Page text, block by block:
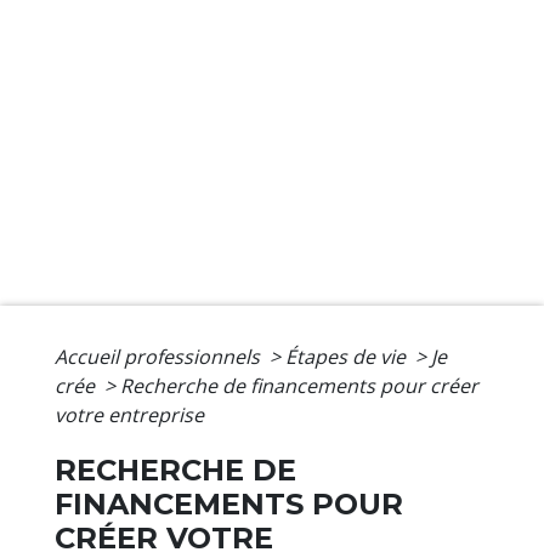
Accueil professionnels > Étapes de vie > Je
crée > Recherche de financements pour créer
votre entreprise
RECHERCHE DE
FINANCEMENTS POUR
CRÉER VOTRE